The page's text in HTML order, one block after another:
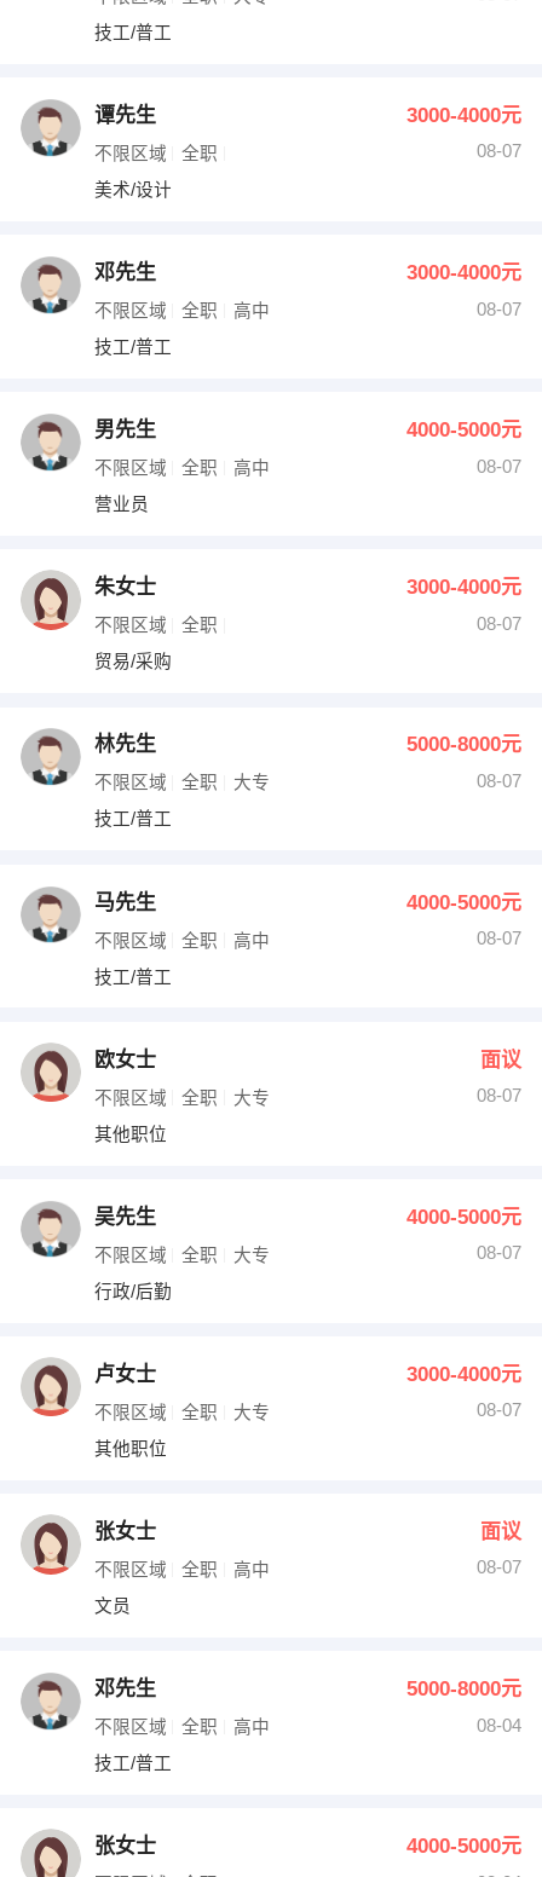
技工/普工
谭先生 3000-4000元
不限区域 全职
08-07
美术/设计
邓先生 3000-4000元
不限区域 全职 高中
08-07
技工/普工
男先生 4000-5000元
不限区域 全职 高中
08-07
营业员
朱女士 3000-4000元
不限区域 全职
08-07
贸易/采购
林先生 5000-8000元
不限区域 全职 大专
08-07
技工/普工
马先生 4000-5000元
不限区域 全职 高中
08-07
技工/普工
欧女士 面议
不限区域 全职 大专
08-07
其他职位
吴先生 4000-5000元
不限区域 全职 大专
08-07
行政/后勤
卢女士 3000-4000元
不限区域 全职 大专
08-07
其他职位
张女士 面议
不限区域 全职 高中
08-07
文员
邓先生 5000-8000元
不限区域 全职 高中
08-04
技工/普工
张女士 4000-5000元